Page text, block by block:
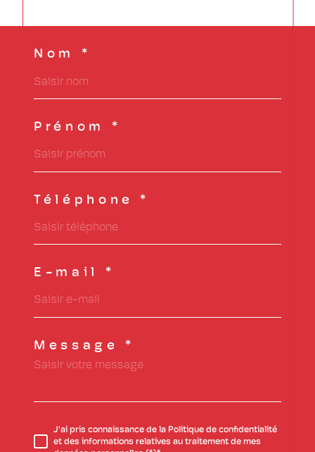
Nom *
Prénom *
Téléphone *
E-mail *
Message *
J'ai pris connaissance de la Politique de confidentialité
et des informations relatives au traitement de mes